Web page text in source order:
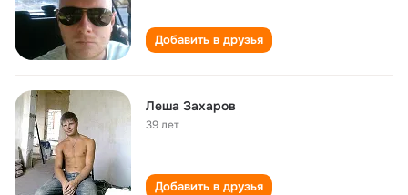
Добавить в друзья
Леша Захаров
39 лет
Добавить в друзья